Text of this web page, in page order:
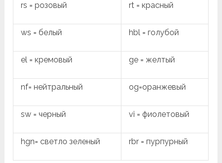
rs = розовый rt = красный
ws = белый hbl = голубой
el = кремовый ge = желтый
nf= нейтральный og=оранжевый
sw = черный vi = фиолетовый
hgn= светло зеленый rbr = пурпурный